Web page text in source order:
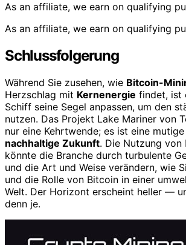
As an affiliate, we earn on qualifying
As an affiliate, we earn on qualifying
Schlussfolgerung
Während Sie zusehen, wie Bitcoin-
Herzschlag mit Kernenergie findet, ist
Schiff seine Segel anpassen, um den
nutzen. Das Projekt Lake Mariner von
nur eine Kehrtwende; es ist eine
nachhaltige Zukunft. Die Nutzung von
könnte die Branche durch turbulente
und die Art und Weise verändern, wie
und die Rolle von Bitcoin in einer
Welt. Der Horizont erscheint heller —
denn je.